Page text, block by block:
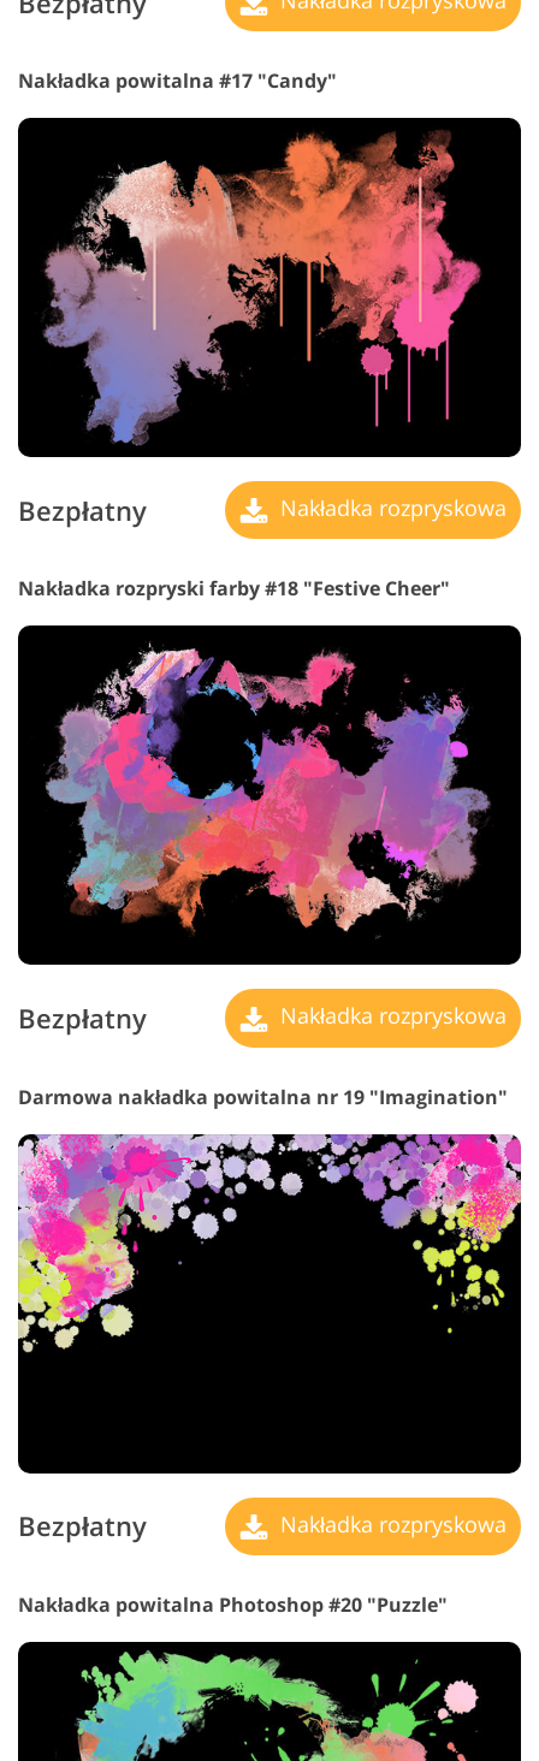
Nakładka powitalna #17 "Candy"
Bezpłatny Nakładka rozpryskowa
Nakładka rozpryski farby #18 "Festive Cheer"
Bezpłatny Nakładka rozpryskowa
Darmowa nakładka powitalna nr 19 "Imagination"
Bezpłatny Nakładka rozpryskowa
Nakładka powitalna Photoshop #20 "Puzzle"